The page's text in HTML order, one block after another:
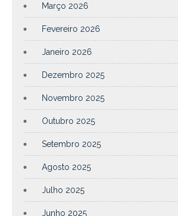
Março 2026
Fevereiro 2026
Janeiro 2026
Dezembro 2025
Novembro 2025
Outubro 2025
Setembro 2025
Agosto 2025
Julho 2025
Junho 2025